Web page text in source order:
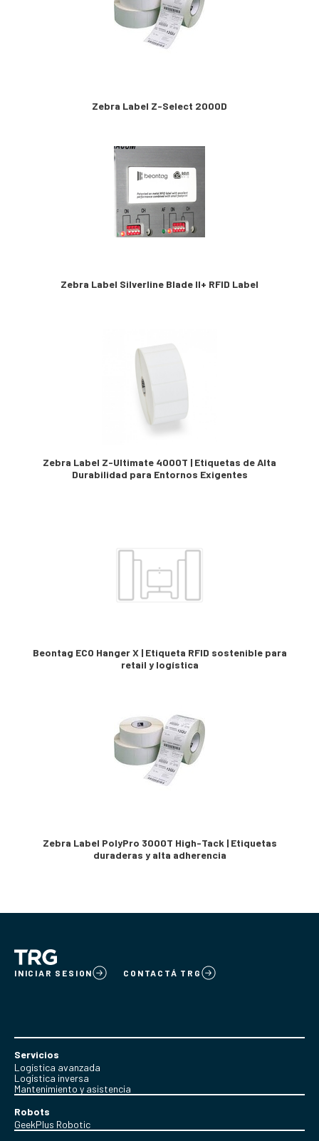
Zebra Label Z-Select 2000D
Zebra Label Silverline Blade II+ RFID Label
Zebra Label Z-Ultimate 4000T | Etiquetas de Alta
Durabilidad para Entornos Exigentes
Beontag ECO Hanger X | Etiqueta RFID sostenible para
retail y logística
Zebra Label PolyPro 3000T High-Tack | Etiquetas
duraderas y alta adherencia
INICIAR SESION CONTACTÁ TRG
Servicios
Logística avanzada
Logística inversa
Mantenimiento y asistencia
Robots
GeekPlus Robotic